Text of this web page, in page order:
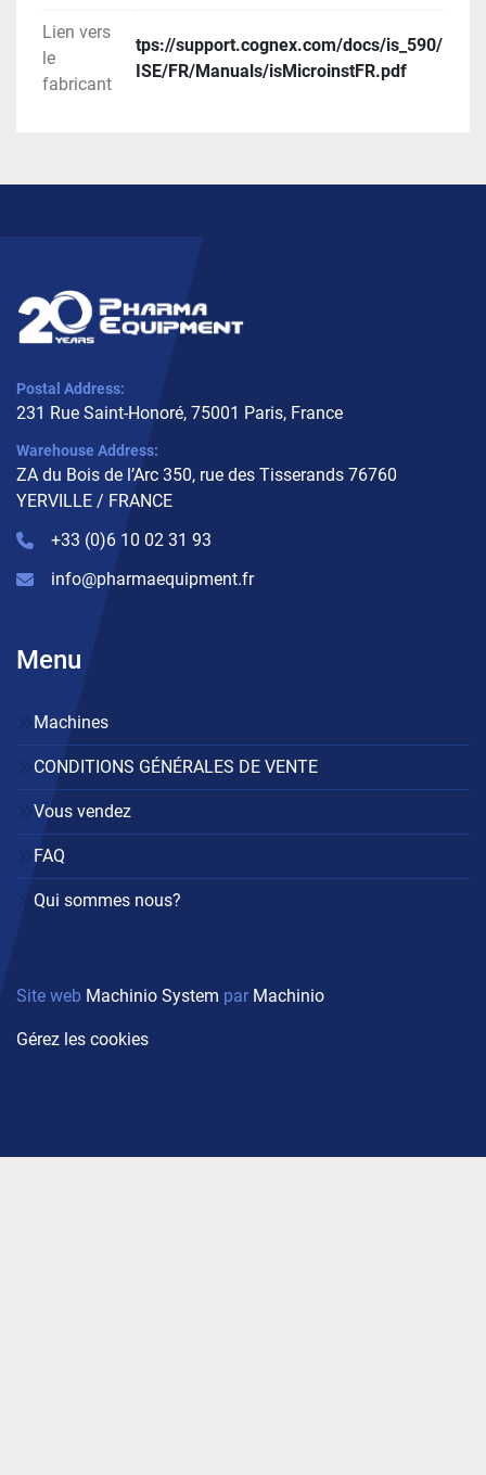
Lien vers
le
fabricant
tps://support.cognex.com/docs/is_590/
ISE/FR/Manuals/isMicroinstFR.pdf
Postal Address:
231 Rue Saint-Honoré, 75001 Paris, France
Warehouse Address:
ZA du Bois de l’Arc 350, rue des Tisserands 76760
YERVILLE / FRANCE
+33 (0)6 10 02 31 93
info@pharmaequipment.fr
Menu
Machines
CONDITIONS GÉNÉRALES DE VENTE
Vous vendez
FAQ
Qui sommes nous?
Site web Machinio System par Machinio
Gérez les cookies